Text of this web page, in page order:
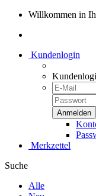
Willkommen in
Kundenlogin
Merkzettel
Suche
Alle